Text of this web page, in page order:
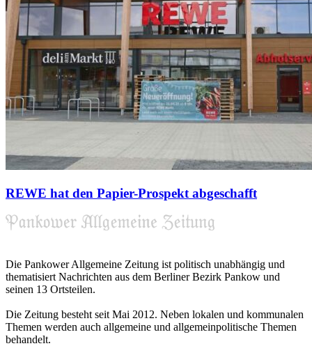
REWE hat den Papier-Prospekt abgeschafft
Die Pankower Allgemeine Zeitung ist politisch unabhängig und
thematisiert Nachrichten aus dem Berliner Bezirk Pankow und
seinen 13 Ortsteilen.
Die Zeitung besteht seit Mai 2012. Neben lokalen und kommunalen
Themen werden auch allgemeine und allgemeinpolitische Themen
behandelt.